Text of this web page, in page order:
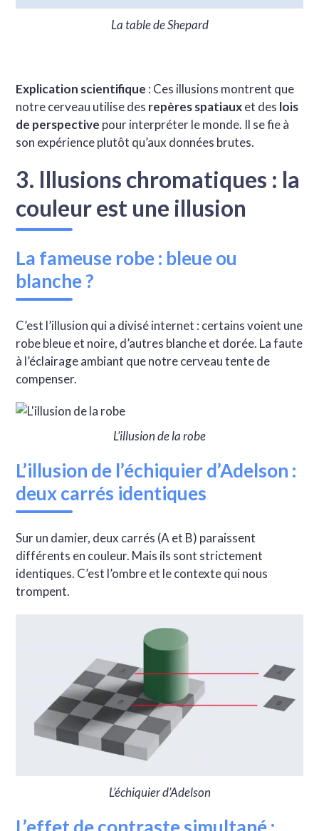
La table de Shepard
Explication scientifique : Ces illusions montrent que
notre cerveau utilise des repères spatiauxet des lois
de perspective pour interpréter le monde. Il se fie à
son expérience plutôt qu’aux données brutes.
3. Illusions chromatiques : la
couleur est une illusion
La fameuse robe : bleue ou
blanche ?
C’est l’illusion qui a divisé internet : certains voient une
robe bleue et noire, d’autres blanche et dorée. La faute
à l’éclairage ambiant que notre cerveau tente de
compenser.
L’illusion de la robe
L’illusion de l’échiquier d’Adelson :
deux carrés identiques
Sur un damier, deux carrés (A et B) paraissent
différents en couleur. Mais ils sont strictement
identiques. C’est l’ombre et le contexte qui nous
trompent.
L’échiquier d’Adelson